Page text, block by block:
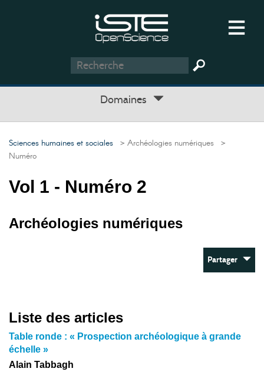
Domaines
Sciences humaines et sociales > Archéologies numériques >
Numéro
Vol 1 - Numéro 2
Archéologies numériques
Partager
Liste des articles
Table ronde : « Prospection archéologique à grande
échelle »
Alain Tabbagh